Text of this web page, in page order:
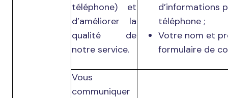
téléphone) et
d’améliorer la
qualité de
notre service.
d’informations
téléphone ;
Votre nom et
formulaire de
Vous
communiquer